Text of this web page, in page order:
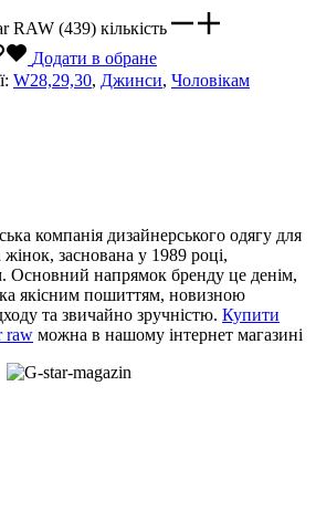
RAW (439) кількість
Додати в обране
W28,29,30, Джинси, Чоловікам
компанія дизайнерського одягу для
жінок, заснована у 1989 році,
Основний напрямок бренду це денім,
якісним пошиттям, новизною
та звичайно зручністю. Купити
raw можна в нашому інтернет магазині